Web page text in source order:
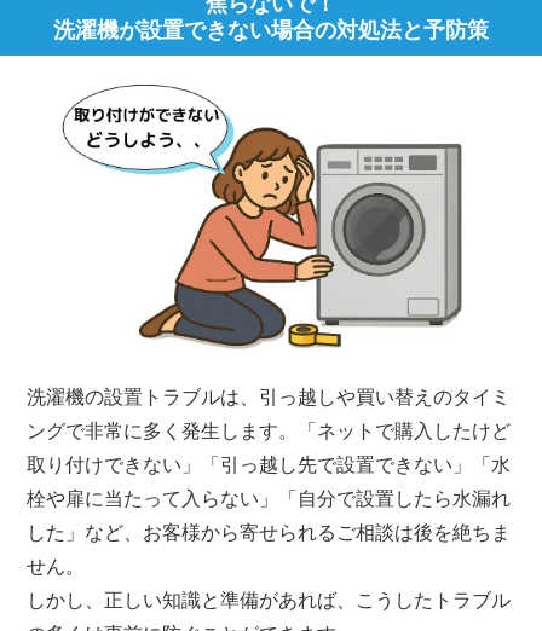
洗濯機が設置できない場合の対処法と予防策
洗濯機の設置トラブルは、引っ越しや買い替えのタイミ
ングで非常に多く発生します。「ネットで購入したけど
取り付けできない」「引っ越し先で設置できない」「水
栓や扉に当たって入らない」「自分で設置したら水漏れ
した」など、お客様から寄せられるご相談は後を絶ちま
せん。
しかし、正しい知識と準備があれば、こうしたトラブル